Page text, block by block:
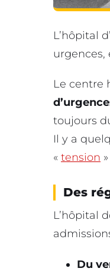
L’hôpital
urgences,
Le centre
toujours
Il y a
« tension
Des
L’hôpital
Du